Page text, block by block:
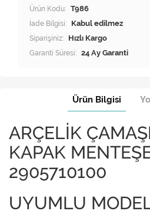
Ürün Kodu: T986
İade Bilgisi:
Siparişiniz: Hızlı Kargo
Garanti Süresi: 24 Ay Garanti
Ürün Bilgisi
ARÇELİK
KAPAK
2905710100
UYUMLU